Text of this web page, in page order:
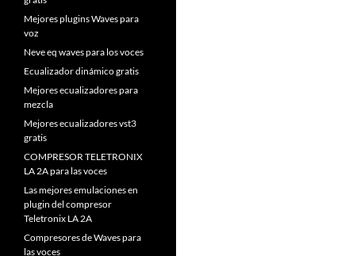
Mejores plugins Waves para
voz
Neve eq waves para los voces
Ecualizador dinámico gratis
Mejores ecualizadores para
mezcla
Mejores ecualizadores vst3
gratis
COMPRESOR TELETRONIX
LA 2A para las voces
Las mejores emulaciones en
plugin del compresor
Teletronix LA 2A
Compresores de Waves para
las voces